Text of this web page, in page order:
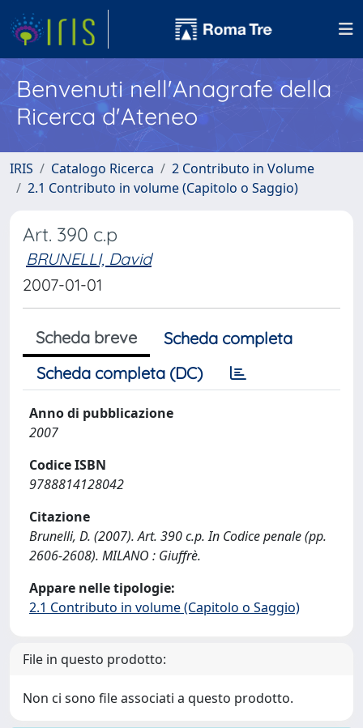
Benvenuti nell'Anagrafe della
Ricerca d'Ateneo
IRIS Catalogo Ricerca
2 Contributo in Volume
2.1 Contributo in volume (Capitolo o Saggio)
Art. 390 c.p
BRUNELLI, David
2007-01-01
Scheda breve
Scheda completa
Scheda completa (DC)
Anno di pubblicazione
2007
Codice ISBN
9788814128042
Citazione
Brunelli, D. (2007). Art. 390 c.p. In Codice penale (pp.
2606-2608). MILANO : Giuffrè.
Appare nelle tipologie:
2.1 Contributo in volume (Capitolo o Saggio)
File in questo prodotto:
Non ci sono file associati a questo prodotto.